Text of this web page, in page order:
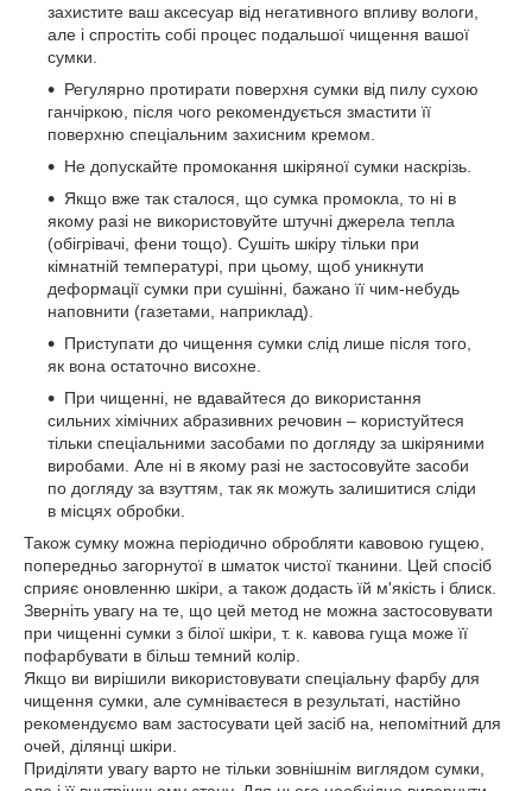
захистите ваш аксесуар від негативного впливу вологи,
але і спростіть собі процес подальшої чищення вашої
сумки.
Регулярно протирати поверхня сумки від пилу сухою
ганчіркою, після чого рекомендується змастити її
поверхню спеціальним захисним кремом.
Не допускайте промокання шкіряної сумки наскрізь.
Якщо вже так сталося, що сумка промокла, то ні в
якому разі не використовуйте штучні джерела тепла
(обігрівачі, фени тощо). Сушіть шкіру тільки при
кімнатній температурі, при цьому, щоб уникнути
деформації сумки при сушінні, бажано її чим-небудь
наповнити (газетами, наприклад).
Приступати до чищення сумки слід лише після того,
як вона остаточно висохне.
При чищенні, не вдавайтеся до використання
сильних хімічних абразивних речовин – користуйтеся
тільки спеціальними засобами по догляду за шкіряними
виробами. Але ні в якому разі не застосовуйте засоби
по догляду за взуттям, так як можуть залишитися сліди
в місцях обробки.
Також сумку можна періодично обробляти кавовою гущею,
попередньо загорнутої в шматок чистої тканини. Цей спосіб
сприяє оновленню шкіри, а також додасть їй м'якість і блиск.
Зверніть увагу на те, що цей метод не можна застосовувати
при чищенні сумки з білої шкіри, т. к. кавова гуща може її
пофарбувати в більш темний колір.
Якщо ви вирішили використовувати спеціальну фарбу для
чищення сумки, але сумніваєтеся в результаті, настійно
рекомендуємо вам застосувати цей засіб на, непомітний для
очей, ділянці шкіри.
Приділяти увагу варто не тільки зовнішнім виглядом сумки,